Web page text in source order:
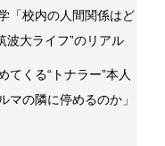
「校内の人間関係はど
波大ライフ”のリアル
てくる“トナラー”本人
マの隣に停めるのか」